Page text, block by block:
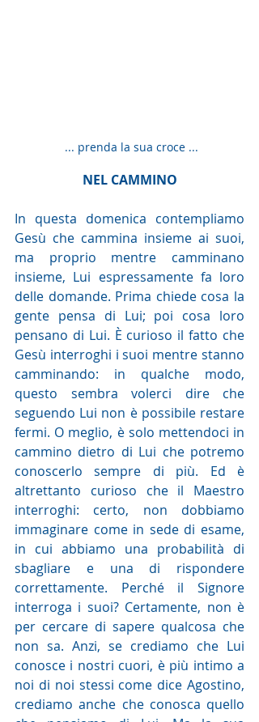
... prenda la sua croce ...
NEL CAMMINO
In questa domenica contempliamo
Gesù che cammina insieme ai suoi,
ma proprio mentre camminano
insieme, Lui espressamente fa loro
delle domande. Prima chiede cosa la
gente pensa di Lui; poi cosa loro
pensano di Lui. È curioso il fatto che
Gesù interroghi i suoi mentre stanno
camminando: in qualche modo,
questo sembra volerci dire che
seguendo Lui non è possibile restare
fermi. O meglio, è solo mettendoci in
cammino dietro di Lui che potremo
conoscerlo sempre di più. Ed è
altrettanto curioso che il Maestro
interroghi: certo, non dobbiamo
immaginare come in sede di esame,
in cui abbiamo una probabilità di
sbagliare e una di rispondere
correttamente. Perché il Signore
interroga i suoi? Certamente, non è
per cercare di sapere qualcosa che
non sa. Anzi, se crediamo che Lui
conosce i nostri cuori, è più intimo a
noi di noi stessi come dice Agostino,
crediamo anche che conosca quello